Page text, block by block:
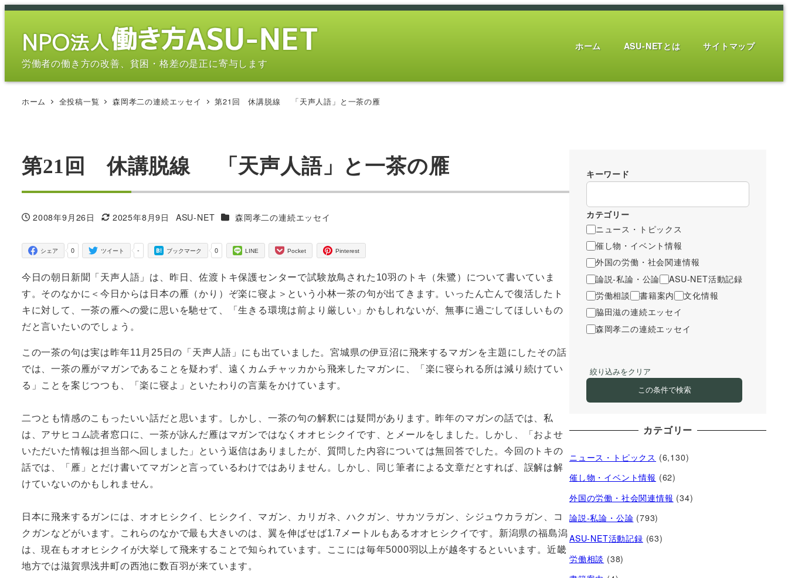
メ
労働者の働き方の改善、貧困・格差の是正に寄与します
ホーム ASU-NETとは サイトマップ
ホーム 全投稿一覧 森岡孝二の連続エッセイ 第21回 休講脱線 「天声人語」と一茶の雁
第21回 休講脱線 「天声人語」と一茶の雁
投稿日
2008年9月26日
更新日
2025年8月9日
著
ASU-NET カテゴリー
森岡孝二の連続エッセイ
0
シェア -
ツイート 0
ブックマーク LINE Pocket Pinterest
今日の朝日新聞「天声人語」は、昨日、佐渡トキ保護センターで試験放鳥された10羽のトキ（朱鷺）について書いていま
す。そのなかに＜今日からは日本の雁（かり）ぞ楽に寝よ＞という小林一茶の句が出てきます。いったん亡んで復活したト
キに対して、一茶の雁への愛に思いを馳せて、「生きる環境は前より厳しい」かもしれないが、無事に過ごしてほしいもの
だと言いたいのでしょう。
この一茶の句は実は昨年11月25日の「天声人語」にも出ていました。宮城県の伊豆沼に飛来するマガンを主題にしたその話
では、一茶の雁がマガンであることを疑わず、遠くカムチャッカから飛来したマガンに、「楽に寝られる所は減り続けてい
る」ことを案じつつも、「楽に寝よ」といたわりの言葉をかけています。
二つとも情感のこもったいい話だと思います。しかし、一茶の句の解釈には疑問があります。昨年のマガンの話では、私
は、アサヒコム読者窓口に、一茶が詠んだ雁はマガンではなくオオヒシクイです、とメールをしました。しかし、「およせ
いただいた情報は担当部へ回しました」という返信はありましたが、質問した内容については無回答でした。今回のトキの
話では、「雁」とだけ書いてマガンと言っているわけではありません。しかし、同じ筆者による文章だとすれば、誤解は解
けていないのかもしれません。
日本に飛来するガンには、オオヒシクイ、ヒシクイ、マガン、カリガネ、ハクガン、サカツラガン、シジュウカラガン、コ
クガンなどがいます。これらのなかで最も大きいのは、翼を伸ばせば1.7メートルもあるオオヒシクイです。新潟県の福島潟
は、現在もオオヒシクイが大挙して飛来することで知られています。ここには毎年5000羽以上が越冬するといいます。近畿
地方では滋賀県浅井町の西池に数百羽が来ています。
キーワード
カテゴリー
ニュース・トピックス
催し物・イベント情報
外国の労働・社会関連情報
論説-私論・公論
ASU-NET活動記録
労働相談
書籍案内
文化情報
脇田滋の連続エッセイ
森岡孝二の連続エッセイ
絞り込みをクリア
この条件で検索
カテゴリー
ニュース・トピックス (6,130)
催し物・イベント情報 (62)
外国の労働・社会関連情報 (34)
論説-私論・公論 (793)
ASU-NET活動記録 (63)
労働相談 (38)